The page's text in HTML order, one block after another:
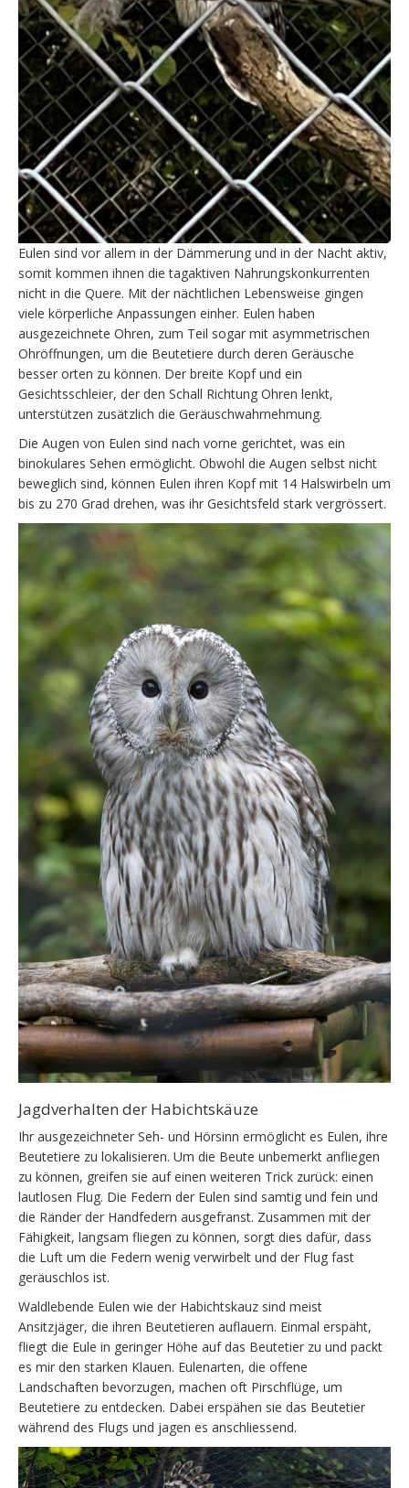
Eulen sind vor allem in der Dämmerung und in der Nacht aktiv,
somit kommen ihnen die tagaktiven Nahrungskonkurrenten
nicht in die Quere. Mit der nächtlichen Lebensweise gingen
viele körperliche Anpassungen einher. Eulen haben
ausgezeichnete Ohren, zum Teil sogar mit asymmetrischen
Ohröffnungen, um die Beutetiere durch deren Geräusche
besser orten zu können. Der breite Kopf und ein
Gesichtsschleier, der den Schall Richtung Ohren lenkt,
unterstützen zusätzlich die Geräuschwahrnehmung.
Die Augen von Eulen sind nach vorne gerichtet, was ein
binokulares Sehen ermöglicht. Obwohl die Augen selbst nicht
beweglich sind, können Eulen ihren Kopf mit 14 Halswirbeln um
bis zu 270 Grad drehen, was ihr Gesichtsfeld stark vergrössert.
Jagdverhalten der Habichtskäuze
Ihr ausgezeichneter Seh- und Hörsinn ermöglicht es Eulen, ihre
Beutetiere zu lokalisieren. Um die Beute unbemerkt anfliegen
zu können, greifen sie auf einen weiteren Trick zurück: einen
lautlosen Flug. Die Federn der Eulen sind samtig und fein und
die Ränder der Handfedern ausgefranst. Zusammen mit der
Fähigkeit, langsam fliegen zu können, sorgt dies dafür, dass
die Luft um die Federn wenig verwirbelt und der Flug fast
geräuschlos ist.
Waldlebende Eulen wie der Habichtskauz sind meist
Ansitzjäger, die ihren Beutetieren auflauern. Einmal erspäht,
fliegt die Eule in geringer Höhe auf das Beutetier zu und packt
es mir den starken Klauen. Eulenarten, die offene
Landschaften bevorzugen, machen oft Pirschflüge, um
Beutetiere zu entdecken. Dabei erspähen sie das Beutetier
während des Flugs und jagen es anschliessend.